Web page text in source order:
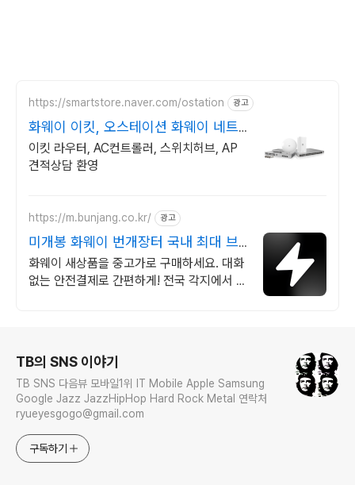
https://smartstore.naver.com/ostation 광고
화웨이 이킷, 오스테이션 화웨이 네트
워크부문 전문업체
이킷 라우터, AC컨트롤러, 스위치허브, AP
견적상담 환영
https://m.bunjang.co.kr/ 광고
미개봉 화웨이 번개장터 국내 최대 브
랜드 중고거래
화웨이 새상품을 중고가로 구매하세요. 대화
없는 안전결제로 간편하게! 전국 각지에서 올
TB의 SNS 이야기
TB SNS 다음뷰 모바일1위 IT Mobile Apple Samsung
Google Jazz JazzHipHop Hard Rock Metal 연락처
ryueyesgogo@gmail.com
구독하기